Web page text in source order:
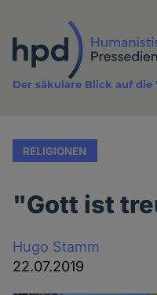
Inhalt
Der säkulare Blick auf die
RELIGIONEN
"Gott ist
Hugo Stamm
22.07.2019